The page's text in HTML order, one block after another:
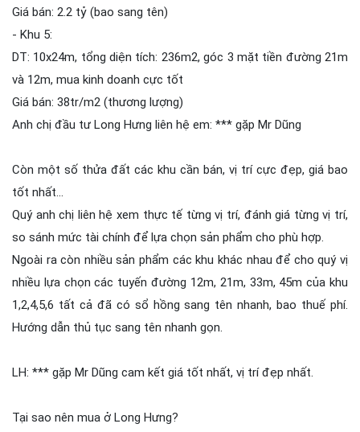
Giá bán: 2.2 tỷ (bao sang tên)
- Khu 5:
DT: 10x24m, tổng diện tích: 236m2, góc 3 mặt tiền đường 21m
và 12m, mua kinh doanh cực tốt
Giá bán: 38tr/m2 (thương lượng)
Anh chị đầu tư Long Hưng liên hệ em: *** gặp Mr Dũng
Còn một số thửa đất các khu cần bán, vị trí cực đẹp, giá bao
tốt nhất...
Quý anh chị liên hệ xem thực tế từng vị trí, đánh giá từng vị trí,
so sánh mức tài chính để lựa chọn sản phẩm cho phù hợp.
Ngoài ra còn nhiều sản phẩm các khu khác nhau để cho quý vị
nhiều lựa chọn các tuyến đường 12m, 21m, 33m, 45m của khu
1,2,4,5,6 tất cả đã có sổ hồng sang tên nhanh, bao thuế phí.
Hướng dẫn thủ tục sang tên nhanh gọn.
LH: *** gặp Mr Dũng cam kết giá tốt nhất, vị trí đẹp nhất.
Tại sao nên mua ở Long Hưng?